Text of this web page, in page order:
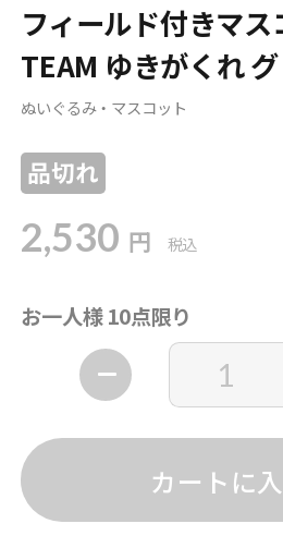
フィールド付きマス
TEAM ゆきがくれ
ぬいぐるみ・マスコット
品切れ
2,530 円 税込
お一人様 10点限り
カートに